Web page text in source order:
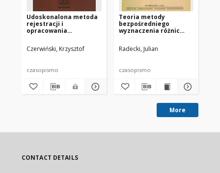
Udoskonalona metoda
rejestracji i
opracowania
przejść gwiazd przez
płaszczyznę południka
Czerwiński, Krzysztof
czasopismo
Teoria metody
bezpośredniego
wyznaczenia różnic
geograficznych
Radecki, Julian
czasopismo
More
CONTACT DETAILS